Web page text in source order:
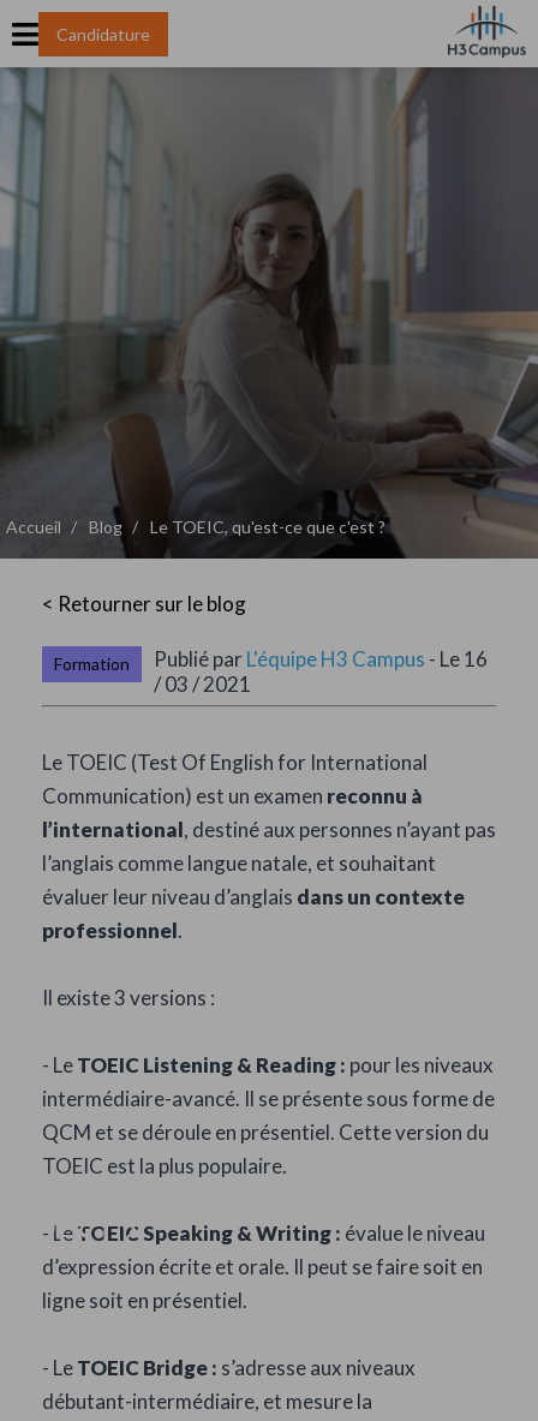
Candidature
C'EST ?
Accueil Blog Le TOEIC, qu'est-ce que c'est ?
< Retourner sur le blog
Formation Publié parL'équipe H3 Campus - Le 16
/ 03 / 2021
Le TOEIC (Test Of English for International
Communication) est un examen reconnu à
l’international, destiné aux personnes n’ayant pas
l’anglais comme langue natale, et souhaitant
évaluer leur niveau d’anglais dans un contexte
professionnel.
Il existe 3 versions :
- LeTOEIC Listening & Reading: pour les niveaux
intermédiaire-avancé. Il se présente sous forme de
QCM et se déroule en présentiel. Cette version du
TOEIC est la plus populaire.
- LeTOEIC Speaking & Writing : évalue le niveau
d’expression écrite et orale. Il peut se faire soit en
ligne soit en présentiel.
- LeTOEIC Bridge : s’adresse aux niveaux
débutant-intermédiaire, et mesure la